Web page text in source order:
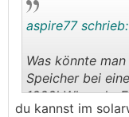
aspire77 schrieb:
Was könnte
Speicher bei
1000kWh mehr
du kannst im